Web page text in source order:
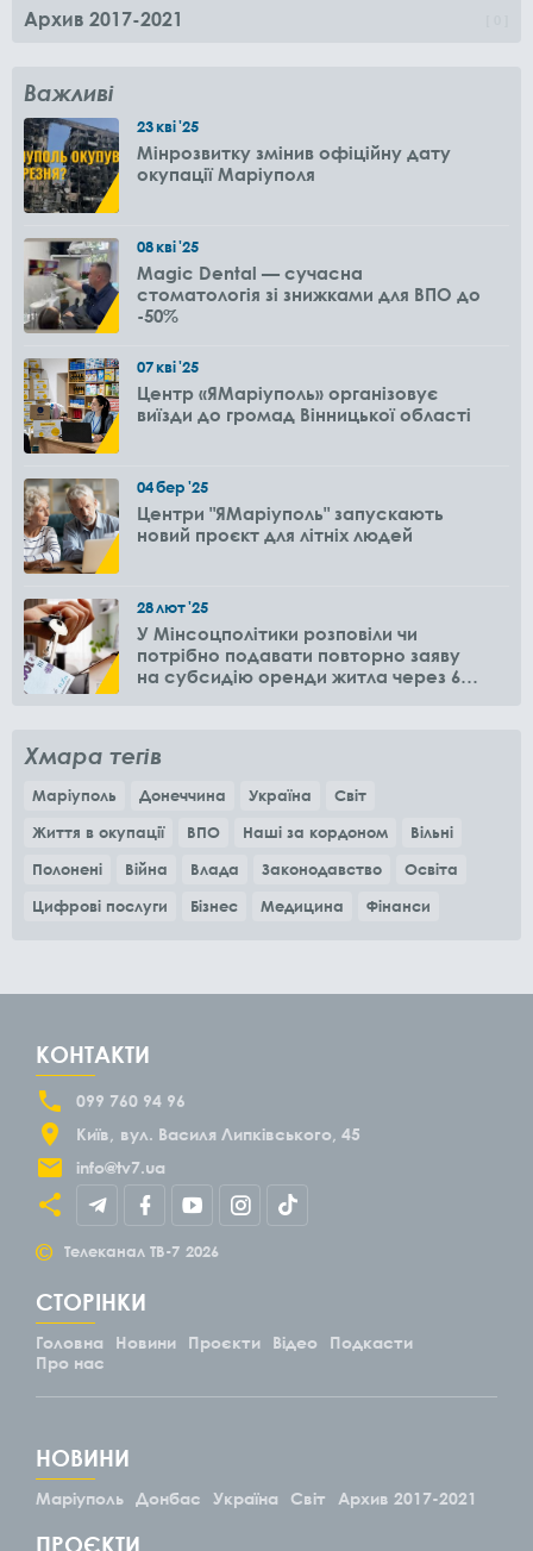
Архив 2017-2021
Важливі
23кві'25
Мінрозвитку змінив офіційну дату
окупації Маріуполя
08кві'25
Magic Dental — сучасна
стоматологія зі знижками для ВПО до
-50%
07кві'25
Центр «ЯМаріуполь» організовує
виїзди до громад Вінницької області
04бер'25
Центри "ЯМаріуполь" запускають
новий проєкт для літніх людей
28лют'25
У Мінсоцполітики розповіли чи
потрібно подавати повторно заяву
на субсидію оренди житла через 6
Хмара тегів
Маріуполь Донеччина Україна
Світ
Життя в окупації
ВПО Наші за кордоном
Вільні
Полонені
Війна Влада Законодавство
Освіта
Цифрові послуги
Бізнес Медицина Фінанси
КОНТАКТИ
099 760 94 96
Київ
вул. Василя Липківського, 45
info@tv7.ua
© Телеканал ТВ-7 2026
СТОРІНКИ
Головна Новини Проєкти Відео
Подкасти
Про нас
НОВИНИ
Маріуполь Донбас Україна Світ Архив 2017-2021
ПРОЄКТИ